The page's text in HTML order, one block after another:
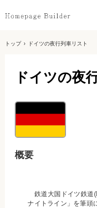
トップ › ドイツの夜行列車リスト
ドイツの夜
概要
鉄道大国ドイツ鉄道
ナイトライン」を筆頭